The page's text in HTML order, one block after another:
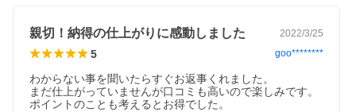
親切！納得の仕上がりに感動しました 2022/3/25
5 goo********
わからない事を聞いたらすぐお返事くれました。
まだ仕上がっていませんが口コミも高いので楽しみです。
ポイントのことも考えるとお得でした。